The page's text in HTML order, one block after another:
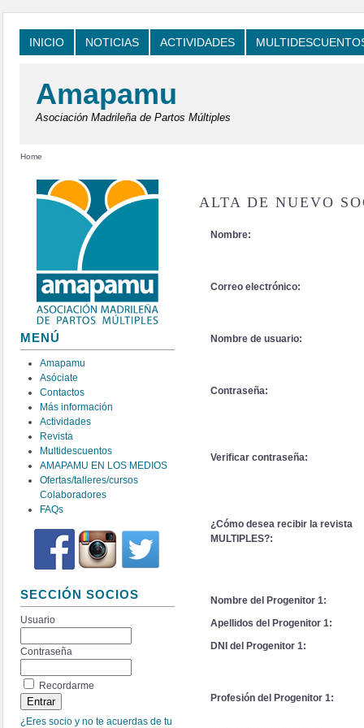
INICIO NOTICIAS ACTIVIDADES
Amapamu
Asociación Madrileña de Partos Múltiples
Home
MENÚ
Amapamu
Asóciate
Contactos
Más información
Actividades
Revista
Multidescuentos
AMAPAMU EN LOS MEDIOS
Ofertas/talleres/cursos
Colaboradores
FAQs
SECCIÓN SOCIOS
Usuario
Contraseña
Recordarme
¿Eres socio y no te acuerdas de tu
ALTA DE NUEVO
Nombre:
Correo electrónico:
Nombre de usuario:
Contraseña:
Verificar contraseña:
¿Cómo desea recibir la revista
MULTIPLES?:
Nombre del Progenitor 1:
Apellidos del Progenitor 1:
DNI del Progenitor 1:
Profesión del Progenitor 1: